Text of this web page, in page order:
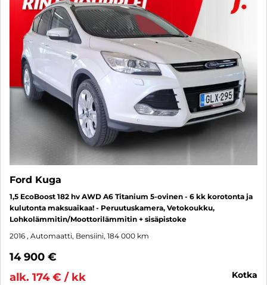
Ford Kuga
1,5 EcoBoost 182 hv AWD A6 Titanium 5-ovinen - 6 kk korotonta ja
kulutonta maksuaikaa! - Peruutuskamera, Vetokoukku,
Lohkolämmitin/Moottorilämmitin + sisäpistoke
2016 , Automaatti, Bensiini, 184 000 km
14 900 €
alk. 174 € / kk
kotka